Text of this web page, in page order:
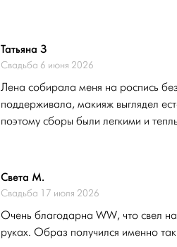
Татьяна З
Свадьба 6 июня 2026
Лена собирала меня на роспись
поддерживала, макияж выглядел
поэтому сборы были легкими и
Света М.
Свадьба 17 июля 2026
Очень благодарна WW, что свел
руках. Образ получился именно